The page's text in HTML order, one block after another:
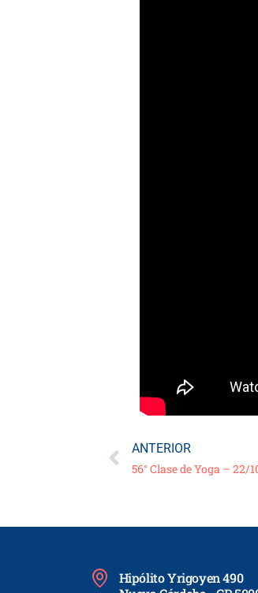
ANTERIOR
56° Clase de Yoga – 22/
Hipólito Yrigoyen 490